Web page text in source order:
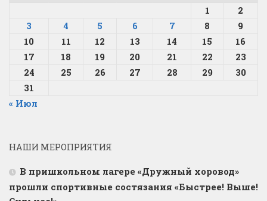
1
2
3
4 5 6 7 8
9
10
11 12 13 14 15
16
17
18 19 20 21 22
23
24
25 26 27 28 29
30
31
« Июл
НАШИ МЕРОПРИЯТИЯ
В пришкольном лагере «Дружный хоровод»
прошли спортивные состязания «Быстрее! Выше!